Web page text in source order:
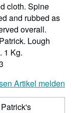
cloth. Spine
and rubbed as
overall.
Lough
1 Kg.
Artikel melden